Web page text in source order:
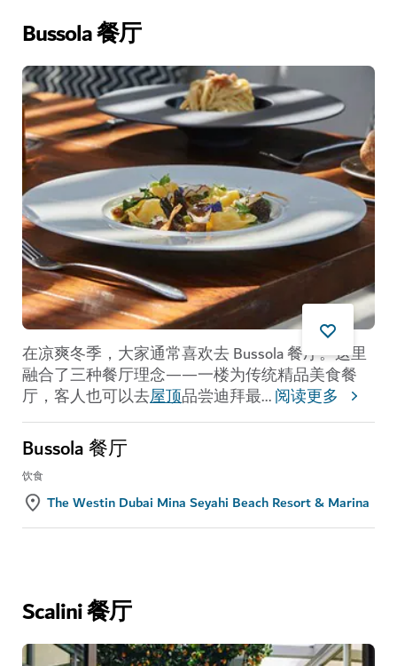
Bussola 餐厅
在凉爽冬季，大家通常喜欢去 Bussola 餐厅。这里
融合了三种餐厅理念——一楼为传统精品美食餐
厅，客人也可以去屋顶品尝迪拜最...阅读更多
Bussola 餐厅
饮食
The Westin Dubai Mina Seyahi Beach Resort & Marina
Scalini 餐厅